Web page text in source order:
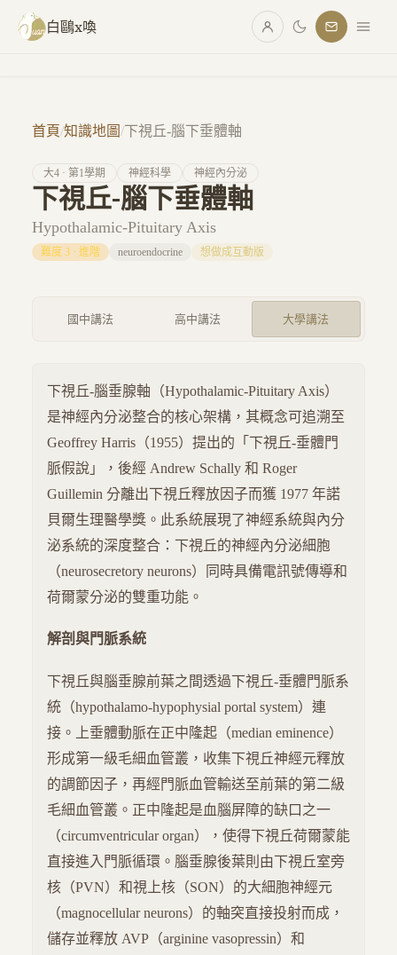
跳至主要內容
白鷗x喚
首頁/知識地圖/下視丘-腦下垂體軸
大4 · 第1學期 神經科學 神經內分泌
下視丘-腦下垂體軸
Hypothalamic-Pituitary Axis
難度 3 · 進階 neuroendocrine 想做成互動版
國中講法 高中講法 大學講法
下視丘-腦垂腺軸（Hypothalamic-Pituitary Axis）
是神經內分泌整合的核心架構，其概念可追溯至
Geoffrey Harris（1955）提出的「下視丘-垂體門
脈假說」，後經 Andrew Schally 和 Roger
Guillemin 分離出下視丘釋放因子而獲 1977 年諾
貝爾生理醫學獎。此系統展現了神經系統與內分
泌系統的深度整合：下視丘的神經內分泌細胞
（neurosecretory neurons）同時具備電訊號傳導和
荷爾蒙分泌的雙重功能。
解剖與門脈系統
下視丘與腦垂腺前葉之間透過下視丘-垂體門脈系
統（hypothalamo-hypophysial portal system）連
接。上垂體動脈在正中隆起（median eminence）
形成第一級毛細血管叢，收集下視丘神經元釋放
的調節因子，再經門脈血管輸送至前葉的第二級
毛細血管叢。正中隆起是血腦屏障的缺口之一
（circumventricular organ），使得下視丘荷爾蒙能
直接進入門脈循環。腦垂腺後葉則由下視丘室旁
核（PVN）和視上核（SON）的大細胞神經元
（magnocellular neurons）的軸突直接投射而成，
儲存並釋放 AVP（arginine vasopressin）和